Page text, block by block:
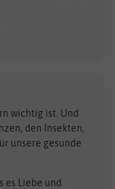
Freudenberger
wichtig ist. Und
den Insekten,
unsere gesunde
es Liebe und